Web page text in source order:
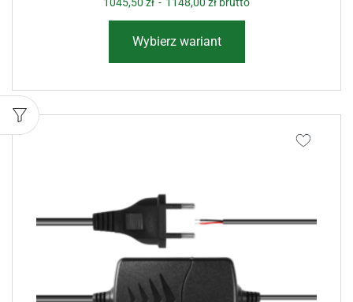
Wybierz wariant